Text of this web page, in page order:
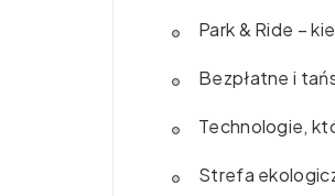
Park & Ride –
Bezpłatne i
Technologie,
Strefa